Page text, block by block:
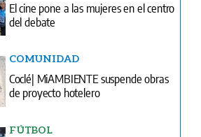
Coclé| MiAMBIENTE suspende obras
de proyecto hotelero
FÚTBOL
El oro ya está en casa: Panamá recibe
a sus campeones